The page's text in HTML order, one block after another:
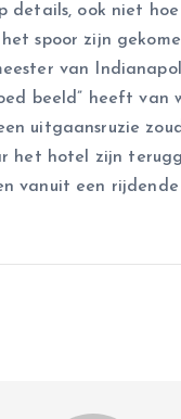
details, ook niet
spoor zijn
van
beeld” heeft van
uitgaansruzie
het hotel zijn
vanuit een